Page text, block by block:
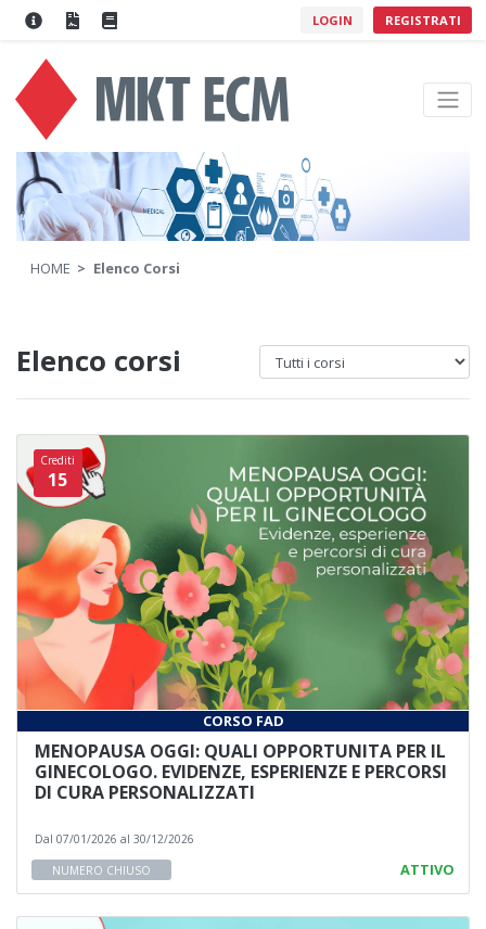
LOGIN REGISTRATI
HOME Elenco Corsi
Elenco corsi
Crediti
15
CORSO FAD
MENOPAUSA OGGI: QUALI OPPORTUNITA PER IL
GINECOLOGO. EVIDENZE, ESPERIENZE E PERCORSI
DI CURA PERSONALIZZATI
Dal 07/01/2026 al 30/12/2026
NUMERO CHIUSO ATTIVO